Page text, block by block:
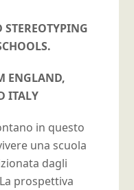
ENGLAND,
ITALY
in questo
una scuola
dagli
prospettiva